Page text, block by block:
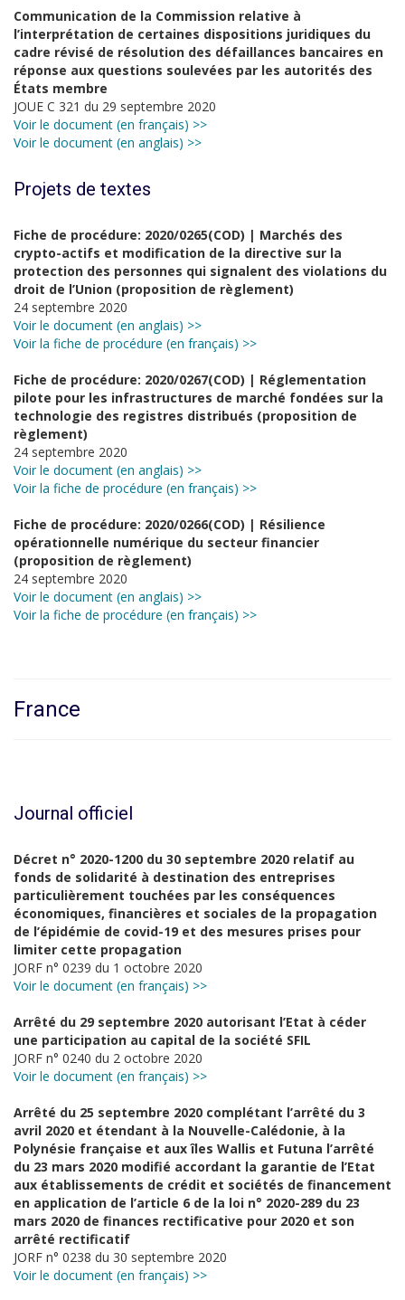
Communication de la Commission relative à
l’interprétation de certaines dispositions juridiques du
cadre révisé de résolution des défaillances bancaires en
réponse aux questions soulevées par les autorités des
États membre
JOUE C 321 du 29 septembre 2020
Voir le document (en français) >>
Voir le document (en anglais) >>
Projets de textes
Fiche de procédure: 2020/0265(COD) | Marchés des
crypto-actifs et modification de la directive sur la
protection des personnes qui signalent des violations du
droit de l’Union (proposition de règlement)
24 septembre 2020
Voir le document (en anglais) >>
Voir la fiche de procédure (en français) >>
Fiche de procédure: 2020/0267(COD) | Réglementation
pilote pour les infrastructures de marché fondées sur la
technologie des registres distribués (proposition de
règlement)
24 septembre 2020
Voir le document (en anglais) >>
Voir la fiche de procédure (en français) >>
Fiche de procédure: 2020/0266(COD) | Résilience
opérationnelle numérique du secteur financier
(proposition de règlement)
24 septembre 2020
Voir le document (en anglais) >>
Voir la fiche de procédure (en français) >>
France
Journal officiel
Décret n° 2020-1200 du 30 septembre 2020 relatif au
fonds de solidarité à destination des entreprises
particulièrement touchées par les conséquences
économiques, financières et sociales de la propagation
de l’épidémie de covid-19 et des mesures prises pour
limiter cette propagation
JORF n° 0239 du 1 octobre 2020
Voir le document (en français) >>
Arrêté du 29 septembre 2020 autorisant l’Etat à céder
une participation au capital de la société SFIL
JORF n° 0240 du 2 octobre 2020
Voir le document (en français) >>
Arrêté du 25 septembre 2020 complétant l’arrêté du 3
avril 2020 et étendant à la Nouvelle-Calédonie, à la
Polynésie française et aux îles Wallis et Futuna l’arrêté
du 23 mars 2020 modifié accordant la garantie de l’Etat
aux établissements de crédit et sociétés de financement
en application de l’article 6 de la loi n° 2020-289 du 23
mars 2020 de finances rectificative pour 2020 et son
arrêté rectificatif
JORF n° 0238 du 30 septembre 2020
Voir le document (en français) >>